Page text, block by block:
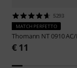
5293
MATCH PERFETTO
Thomann NT 0910
€ 11